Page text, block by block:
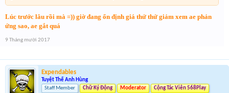
Lúc trước lâu rồi mà =)) giờ đang ổn định giá thử thử giảm xem ae phản
ứng sao, ae gắt quá
9 Tháng mười 2017
Expendables
Tuyệt Thế Anh Hùng
Staff Member
Chữ Ký Động Moderator Cộng Tác Viên 568Play